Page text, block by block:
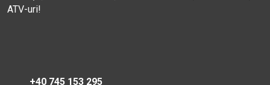
ATV-uri!
+40 745 153 295